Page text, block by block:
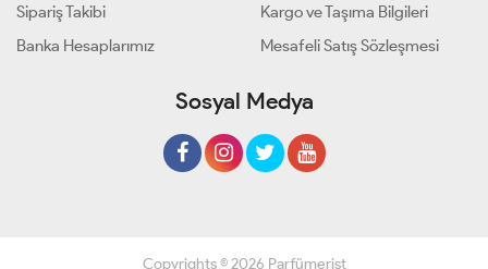
Sipariş Takibi
Banka Hesaplarımız
Kargo ve Taşıma Bilgileri
Mesafeli Satış Sözleşmesi
Sosyal Medya
Copyrights © 2026 Parfümerist